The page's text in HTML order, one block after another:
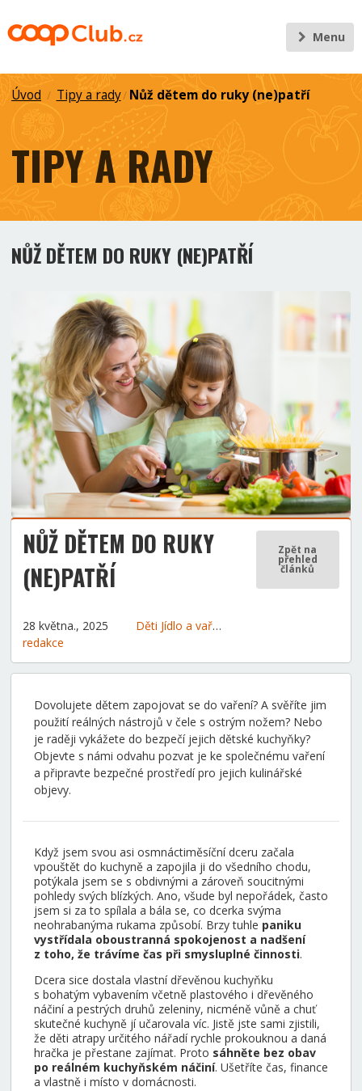
Menu
Úvod / Tipy a rady/ Nůž dětem do ruky (ne)patří
TIPY A RADY
NŮŽ DĚTEM DO RUKY (NE)PATŘÍ
NŮŽ DĚTEM DO RUKY
(NE)PATŘÍ
Zpět na
přehled
článků
28 května., 2025
redakce
Děti Jídlo a vaření
Dovolujete dětem zapojovat se do vaření? A svěříte jim
použití reálných nástrojů v čele s ostrým nožem? Nebo
je raději vykážete do bezpečí jejich dětské kuchyňky?
Objevte s námi odvahu pozvat je ke společnému vaření
a připravte bezpečné prostředí pro jejich kulinářské
objevy.
Když jsem svou asi osmnáctiměsíční dceru začala
vpouštět do kuchyně a zapojila ji do všedního chodu,
potýkala jsem se s obdivnými a zároveň soucitnými
pohledy svých blízkých. Ano, všude byl nepořádek, často
jsem si za to spílala a bála se, co dcerka svýma
neohrabanýma rukama způsobí. Brzy tuhle paniku
vystřídala oboustranná spokojenost a nadšení
z toho, že trávíme čas při smysluplné činnosti.
Dcera sice dostala vlastní dřevěnou kuchyňku
s bohatým vybavením včetně plastového i dřevěného
náčiní a pestrých druhů zeleniny, nicméně vůně a chuť
skutečné kuchyně jí učarovala víc. Jistě jste sami zjistili,
že děti atrapy určitého nářadí rychle prokouknou a daná
hračka je přestane zajímat. Proto sáhněte bez obav
po reálném kuchyňském náčiní. Ušetříte čas, finance
a vlastně i místo v domácnosti.